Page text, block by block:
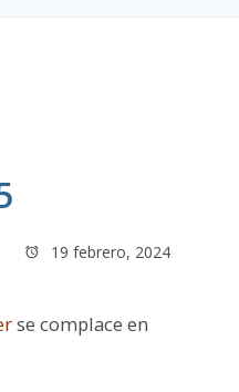
19 febrero, 2024
se complace en